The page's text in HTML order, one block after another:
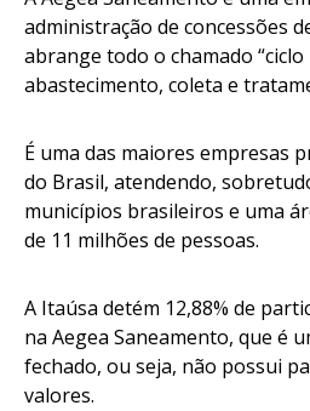
administração de concessões
abrange todo o chamado
abastecimento, coleta e
É uma das maiores empresas
do Brasil, atendendo,
municípios brasileiros e uma
de 11 milhões de pessoas.
A Itaúsa detém 12,88% de
na Aegea Saneamento, que é
fechado, ou seja, não possui
valores.